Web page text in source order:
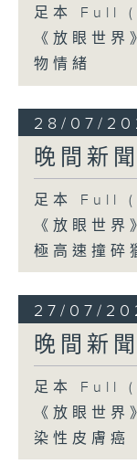
足本 Full
《放眼世
物情緒
28/07/
晚間新
足本 Full
《放眼世
極高速撞碎
27/07/
晚間新
足本 Full
《放眼世
染性皮膚癌